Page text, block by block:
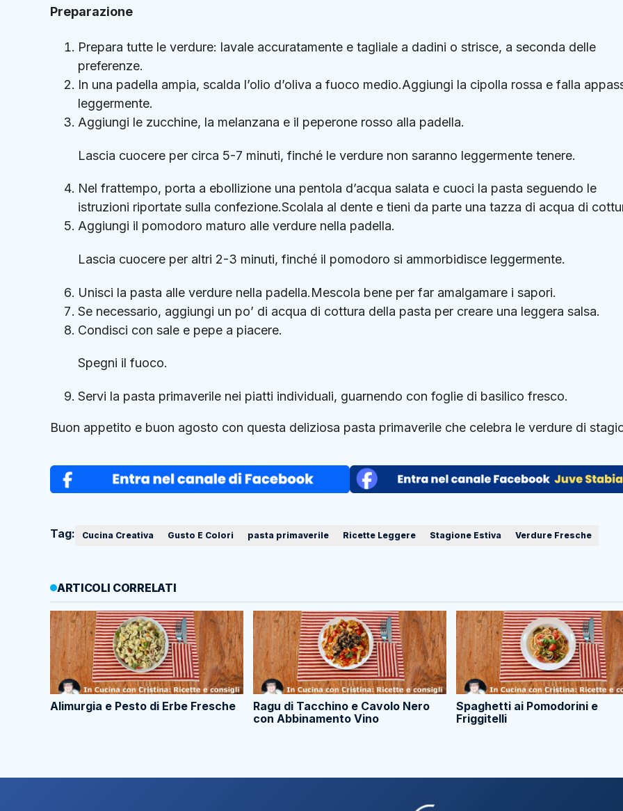
Preparazione
Prepara tutte le verdure: lavale accuratamente e tagliale a dadini o strisce, a seconda delle
preferenze.
In una padella ampia, scalda l’olio d’oliva a fuoco medio.Aggiungi la cipolla rossa e falla
leggermente.
Aggiungi le zucchine, la melanzana e il peperone rosso alla padella.
Lascia cuocere per circa 5-7 minuti, finché le verdure non saranno leggermente tenere.
Nel frattempo, porta a ebollizione una pentola d’acqua salata e cuoci la pasta seguendo le
istruzioni riportate sulla confezione.Scolala al dente e tieni da parte una tazza di acqua di
Aggiungi il pomodoro maturo alle verdure nella padella.
Lascia cuocere per altri 2-3 minuti, finché il pomodoro si ammorbidisce leggermente.
Unisci la pasta alle verdure nella padella.Mescola bene per far amalgamare i sapori.
Se necessario, aggiungi un po’ di acqua di cottura della pasta per creare una leggera salsa.
Condisci con sale e pepe a piacere.
Spegni il fuoco.
Servi la pasta primaverile nei piatti individuali, guarnendo con foglie di basilico fresco.
Buon appetito e buon agosto con questa deliziosa pasta primaverile che celebra le verdure di
Tag: Cucina Creativa Gusto E Colori pasta primaverile Ricette Leggere Stagione Estiva Verdure Fresche
ARTICOLI CORRELATI
Alimurgia e Pesto di Erbe Fresche
Ragu di Tacchino e Cavolo Nero
con Abbinamento Vino
Spaghetti ai Pomodorini e
Friggitelli